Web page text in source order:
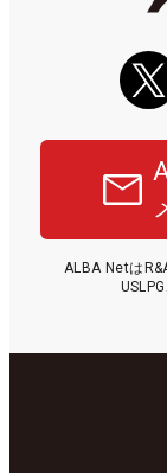
ALBA Netは